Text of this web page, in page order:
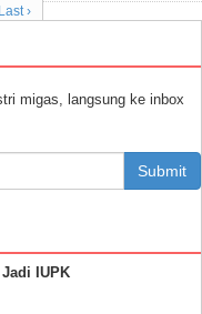
Last ›
migas, langsung ke inbox
Submit
IUPK